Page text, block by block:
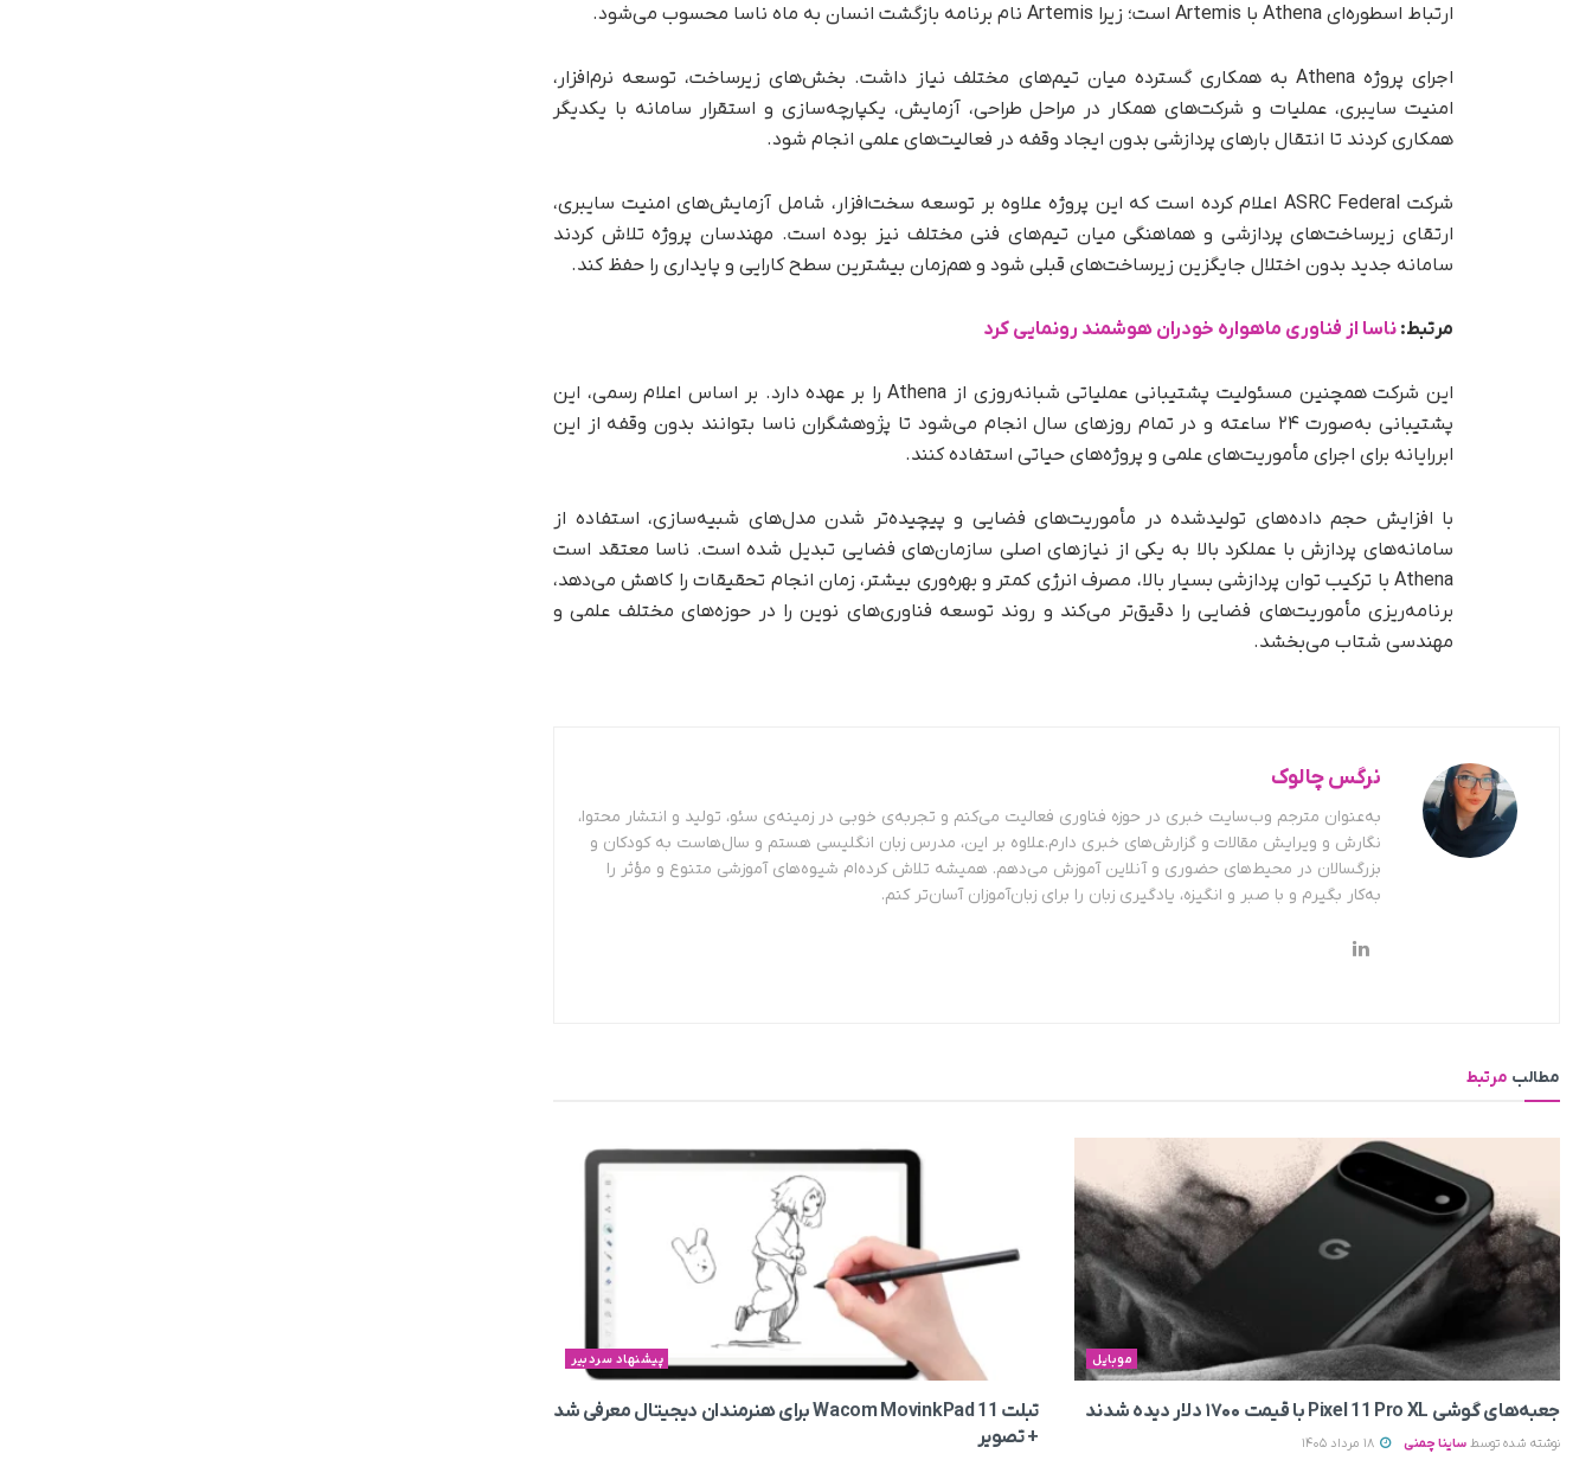
ارتباط اسطوره‌ای Athena با Artemis است؛ زیرا Artemis نام برنامه بازگشت انسان به ماه ناسا محسوب می‌شود.
اجرای پروژه Athena به همکاری گسترده میان تیم‌های مختلف نیاز داشت. بخش‌های زیرساخت، توسعه نرم‌افزار،
امنیت سایبری، عملیات و شرکت‌های همکار در مراحل طراحی، آزمایش، یکپارچه‌سازی و استقرار سامانه با یکدیگر
همکاری کردند تا انتقال بارهای پردازشی بدون ایجاد وقفه در فعالیت‌های علمی انجام شود.
شرکت ASRC Federal اعلام کرده است که این پروژه علاوه بر توسعه سخت‌افزار، شامل آزمایش‌های امنیت سایبری،
ارتقای زیرساخت‌های پردازشی و هماهنگی میان تیم‌های فنی مختلف نیز بوده است. مهندسان پروژه تلاش کردند
سامانه جدید بدون اختلال جایگزین زیرساخت‌های قبلی شود و هم‌زمان بیشترین سطح کارایی و پایداری را حفظ کند.
مرتبط: ناسا از فناوری ماهواره خودران هوشمند رونمایی کرد
این شرکت همچنین مسئولیت پشتیبانی عملیاتی شبانه‌روزی از Athena را بر عهده دارد. بر اساس اعلام رسمی، این
پشتیبانی به‌صورت ۲۴ ساعته و در تمام روزهای سال انجام می‌شود تا پژوهشگران ناسا بتوانند بدون وقفه از این
ابررایانه برای اجرای مأموریت‌های علمی و پروژه‌های حیاتی استفاده کنند.
با افزایش حجم داده‌های تولیدشده در مأموریت‌های فضایی و پیچیده‌تر شدن مدل‌های شبیه‌سازی، استفاده از
سامانه‌های پردازش با عملکرد بالا به یکی از نیازهای اصلی سازمان‌های فضایی تبدیل شده است. ناسا معتقد است
Athena با ترکیب توان پردازشی بسیار بالا، مصرف انرژی کمتر و بهره‌وری بیشتر، زمان انجام تحقیقات را کاهش می‌دهد،
برنامه‌ریزی مأموریت‌های فضایی را دقیق‌تر می‌کند و روند توسعه فناوری‌های نوین را در حوزه‌های مختلف علمی و
مهندسی شتاب می‌بخشد.
نرگس چالوک
به‌عنوان مترجم وب‌سایت خبری در حوزه فناوری فعالیت می‌کنم و تجربه‌ی خوبی در زمینه‌ی سئو، تولید و انتشار محتوا،
نگارش و ویرایش مقالات و گزارش‌های خبری دارم.علاوه بر این، مدرس زبان انگلیسی هستم و سال‌هاست به کودکان و
بزرگسالان در محیط‌های حضوری و آنلاین آموزش می‌دهم. همیشه تلاش کرده‌ام شیوه‌های آموزشی متنوع و مؤثر را
به‌کار بگیرم و با صبر و انگیزه، یادگیری زبان را برای زبان‌آموزان آسان‌تر کنم.
مطالب مرتبط
موبایل
جعبه‌های گوشی Pixel 11 Pro XL با قیمت ۱۷۰۰ دلار دیده شدند
نوشته شده توسط ساینا چمنی
پیشنهاد سردبیر
تبلت Wacom MovinkPad 11 برای هنرمندان دیجیتال معرفی شد
+ تصویر